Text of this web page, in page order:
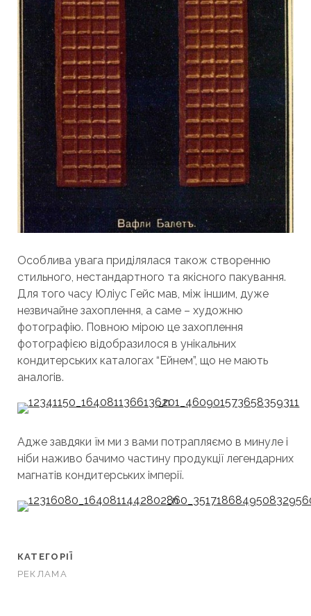
Особлива увага приділялася також створенню
стильного, нестандартного та якісного пакування.
Для того часу Юліус Гейс мав, між іншим, дуже
незвичайне захоплення, а саме – художню
фотографію. Повною мірою це захоплення
фотографією відобразилося в унікальних
кондитерських каталогах “Ейнем”, що не мають
аналогів.
Адже завдяки їм ми з вами потрапляємо в минуле і
ніби наживо бачимо частину продукції легендарних
магнатів кондитерських імперії.
КАТЕГОРІЇ
РЕКЛАМА